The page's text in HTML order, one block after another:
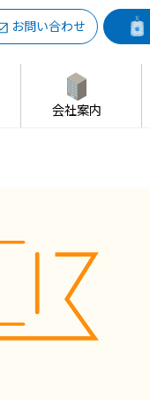
お問い合わせ
会社案内